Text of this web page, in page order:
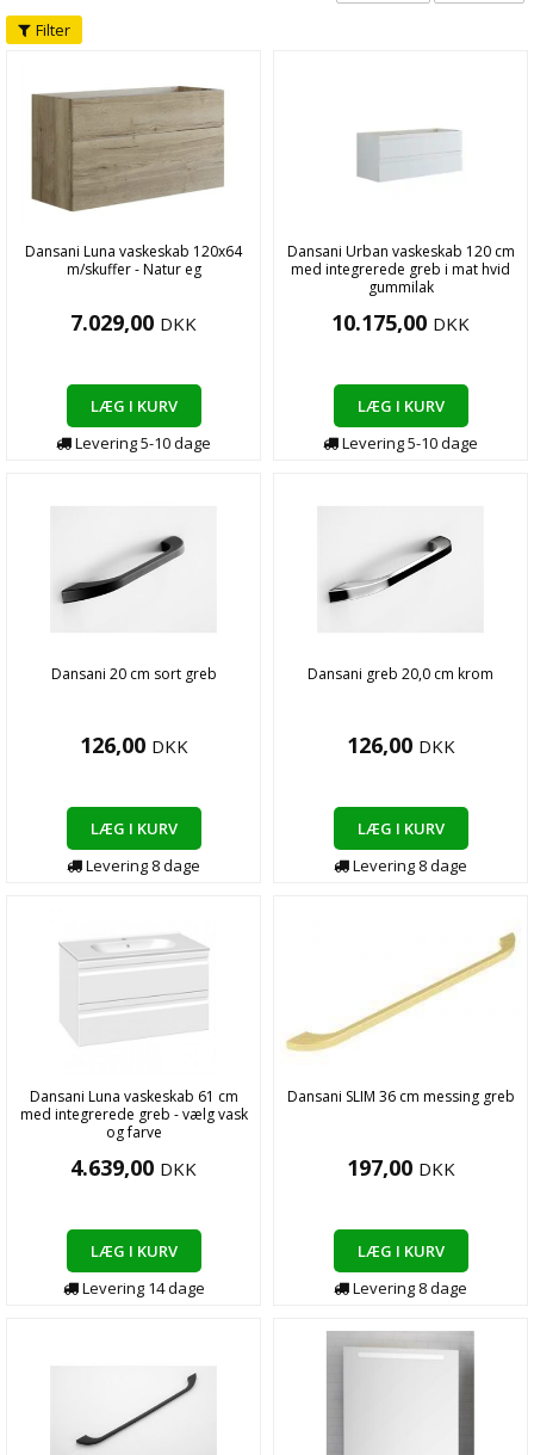
Filter
Dansani Luna vaskeskab 120x64
m/skuffer - Natur eg
7.029,00 DKK
LÆG I KURV
Levering5-10dage
Dansani Urban vaskeskab 120 cm
med integrerede greb i mat hvid
gummilak
10.175,00 DKK
LÆG I KURV
Levering5-10dage
Dansani 20 cm sort greb
126,00 DKK
LÆG I KURV
Levering 8dage
Dansani greb 20,0 cm krom
126,00 DKK
LÆG I KURV
Levering 8dage
Dansani Luna vaskeskab 61 cm
med integrerede greb - vælg vask
og farve
4.639,00 DKK
LÆG I KURV
Levering 14dage
Dansani SLIM 36 cm messing greb
197,00 DKK
LÆG I KURV
Levering 8dage